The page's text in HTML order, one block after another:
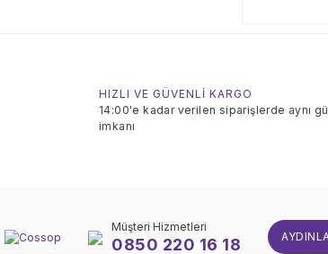
HIZLI VE GÜVENLİ KARGO
14:00'e kadar verilen siparişlerde aynı
imkanı
Müşteri Hizmetleri
0850 220 16 18